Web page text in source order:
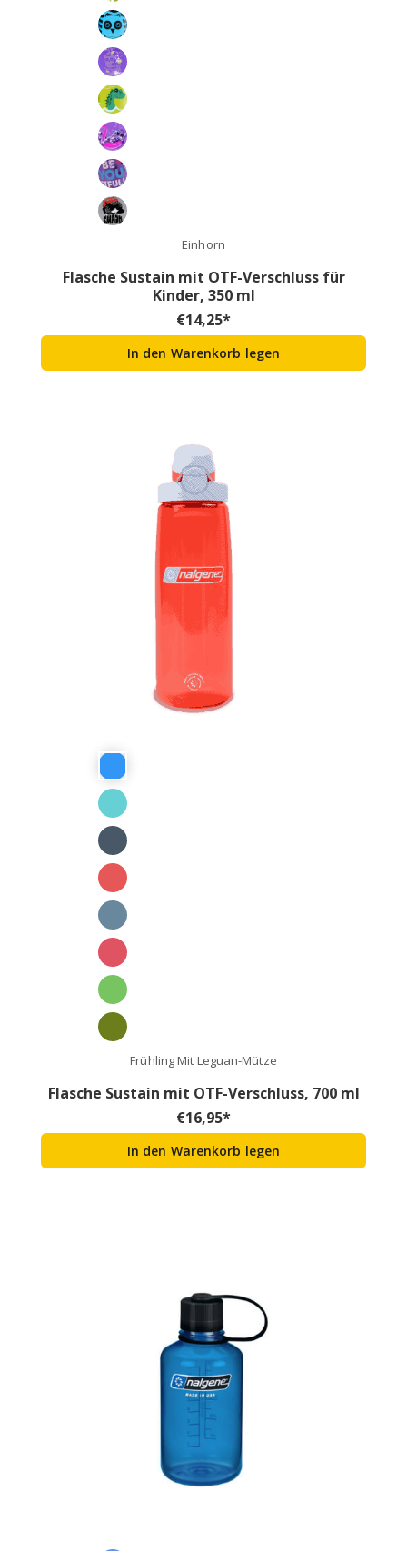
Einhorn
Flasche Sustain mit OTF-Verschluss für
Kinder, 350 ml
€14,25*
In den Warenkorb legen
Frühling Mit Leguan-Mütze
Flasche Sustain mit OTF-Verschluss, 700 ml
€16,95*
In den Warenkorb legen